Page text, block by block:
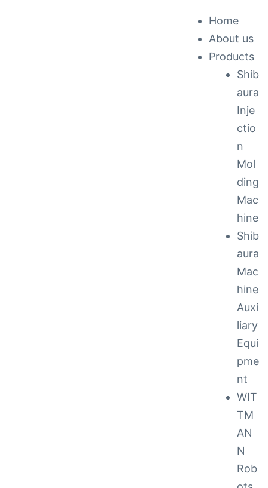
Home
About us
Products
Shib
aura
Inje
ctio
n
Mol
ding
Mac
hine
Shib
aura
Mac
hine
Auxi
liary
Equi
pme
nt
WIT
TM
AN
N
Rob